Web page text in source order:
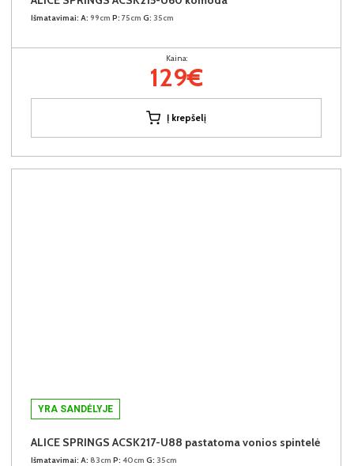
Išmatavimai: A: 99cm P: 75cm G: 35cm
Kaina:
129€
Į krepšelį
YRA SANDĖLYJE
ALICE SPRINGS ACSK217-U88 pastatoma vonios spintelė
Išmatavimai: A: 83cm P: 40cm G: 35cm